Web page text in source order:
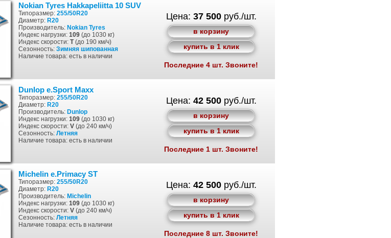
Nokian Tyres Hakkapeliitta 10 SUV
Типоразмер: 255/50R20
Диаметр: R20
Производитель: Nokian Tyres
Индекс нагрузки: 109 (до 1030 кг)
Индекс скорости: T(до 190 км/ч)
Сезонность: Зимняя шипованная
Наличие товара: есть в наличии
Цена: 37 500руб./шт.
в корзину
купить в 1 клик
Последние 4 шт. Звоните!
Dunlop e.Sport Maxx
Типоразмер: 255/50R20
Диаметр: R20
Производитель: Dunlop
Индекс нагрузки: 109 (до 1030 кг)
Индекс скорости: V (до 240 км/ч)
Сезонность: Летняя
Наличие товара: есть в наличии
Цена: 42 500руб./шт.
в корзину
купить в 1 клик
Последние 1 шт. Звоните!
Michelin e.Primacy ST
Типоразмер: 255/50R20
Диаметр: R20
Производитель: Michelin
Индекс нагрузки: 109 (до 1030 кг)
Индекс скорости: V (до 240 км/ч)
Сезонность: Летняя
Наличие товара: есть в наличии
Цена: 42 500руб./шт.
в корзину
купить в 1 клик
Последние 8 шт. Звоните!